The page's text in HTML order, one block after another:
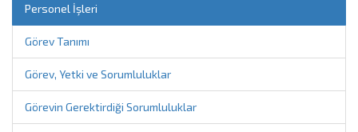
Personel İşleri
Görev Tanımı
Görev, Yetki ve Sorumluluklar
Görevin Gerektirdiği Sorumluluklar